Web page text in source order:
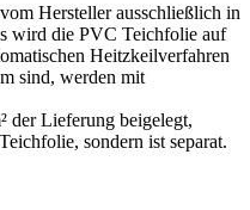
Hersteller ausschließlich in
wird die PVC Teichfolie auf
Heitzkeilverfahren
sind, werden mit
der Lieferung beigelegt,
sondern ist separat.